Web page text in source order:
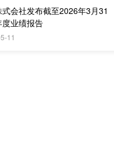
式会社发布截至2026年3月31
度业绩报告
11